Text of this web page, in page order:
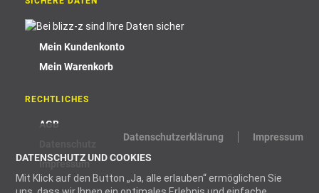
Datenschutzerklärung
Impressum
DATENSCHUTZ UND COOKIES
Mit Klick auf den Button „Ja, alle erlauben“ ermöglichen Sie
Mein Kundenkonto
Mein Warenkorb
RECHTLICHES
AGB
Impressum